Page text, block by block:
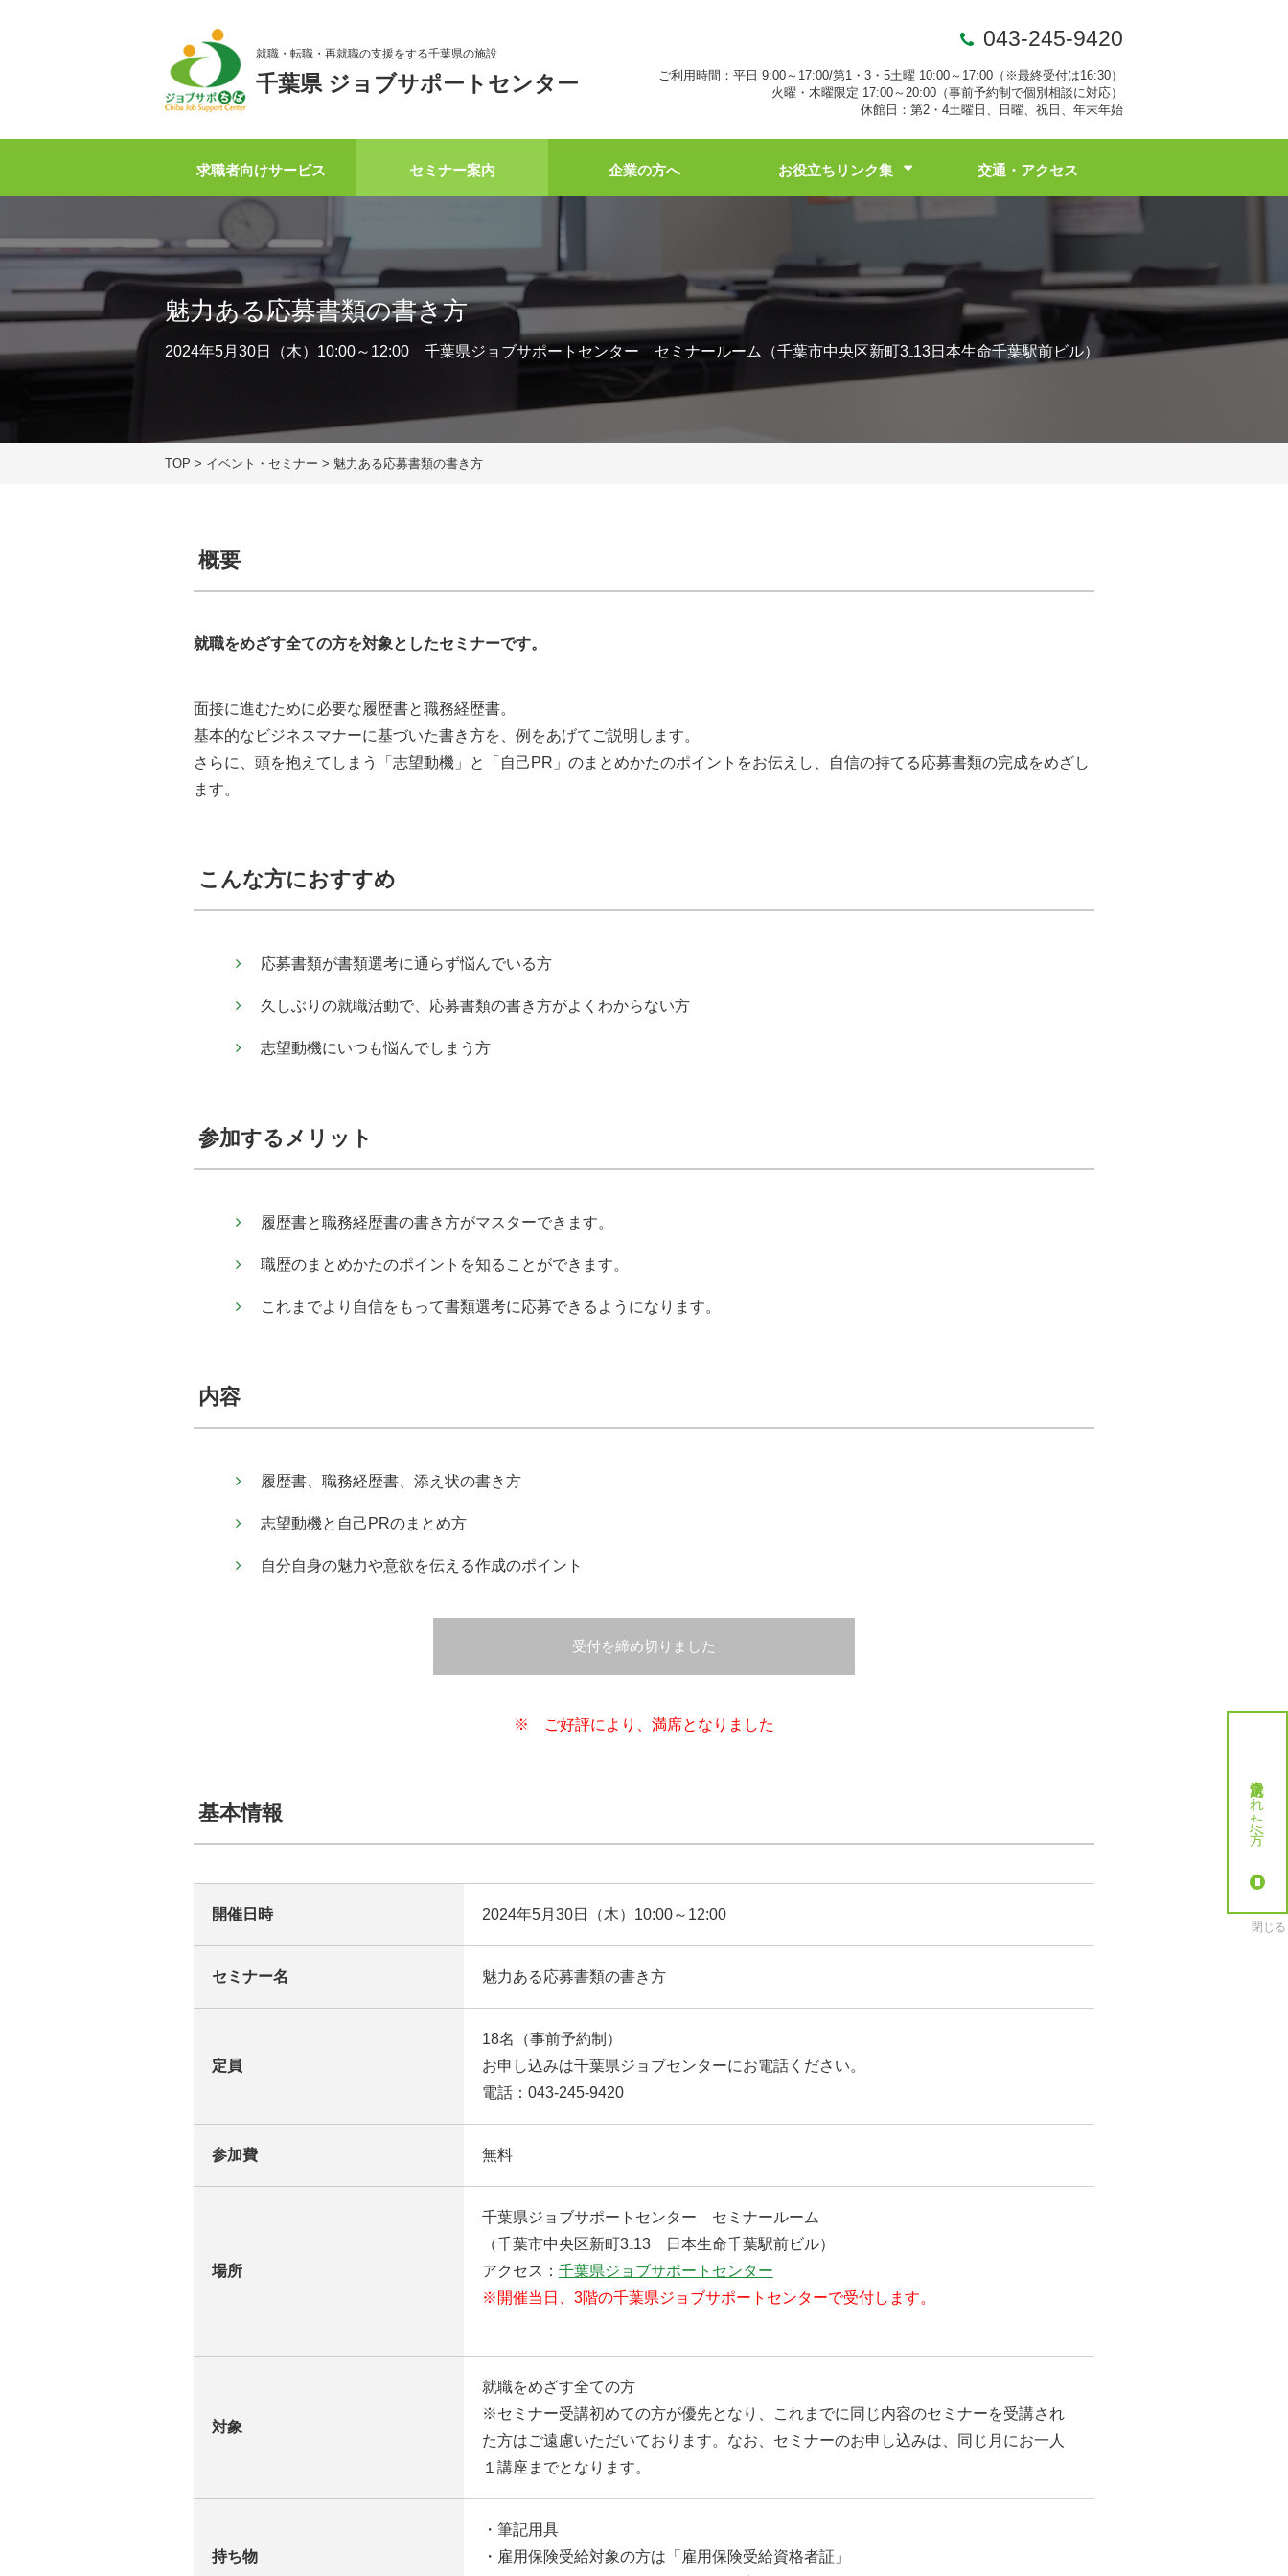
就職・転職・再就職の支援をする千葉県の施設
千葉県 ジョブサポートセンター
043-245-9420
ご利用時間：平日 9:00～17:00/第1・3・5土曜 10:00～17:00（※最終受付は16:30）
火曜・木曜限定 17:00～20:00（事前予約制で個別相談に対応）
休館日：第2・4土曜日、日曜、祝日、年末年始
求職者向けサービス セミナー案内 企業の方へ お役立ちリンク集 交通・アクセス
魅力ある応募書類の書き方
2024年5月30日（木）10:00～12:00 千葉県ジョブサポートセンター セミナールーム（千葉市中央区新町3₋13日本生命千葉駅前ビル）
TOP > イベント・セミナー > 魅力ある応募書類の書き方
概要
就職をめざす全ての方を対象としたセミナーです。
面接に進むために必要な履歴書と職務経歴書。
基本的なビジネスマナーに基づいた書き方を、例をあげてご説明します。
さらに、頭を抱えてしまう「志望動機」と「自己PR」のまとめかたのポイントをお伝えし、自信の持てる応募書類の完成をめざし
ます。
こんな方におすすめ
応募書類が書類選考に通らず悩んでいる方
久しぶりの就職活動で、応募書類の書き方がよくわからない方
志望動機にいつも悩んでしまう方
参加するメリット
履歴書と職務経歴書の書き方がマスターできます。
職歴のまとめかたのポイントを知ることができます。
これまでより自信をもって書類選考に応募できるようになります。
内容
履歴書、職務経歴書、添え状の書き方
志望動機と自己PRのまとめ方
自分自身の魅力や意欲を伝える作成のポイント
受付を締め切りました
※ ご好評により、満席となりました
基本情報
開催日時 2024年5月30日（木）10:00～12:00
セミナー名 魅力ある応募書類の書き方
定員
18名（事前予約制）
お申し込みは千葉県ジョブセンターにお電話ください。
電話：043-245-9420
参加費 無料
場所
千葉県ジョブサポートセンター セミナールーム
（千葉市中央区新町3₋13 日本生命千葉駅前ビル）
アクセス： 千葉県ジョブサポートセンター
※開催当日、3階の千葉県ジョブサポートセンターで受付します。
対象
就職をめざす全ての方
※セミナー受講初めての方が優先となり、これまでに同じ内容のセミナーを受講され
た方はご遠慮いただいております。なお、セミナーのお申し込みは、同じ月にお一人
１講座までとなります。
持ち物
・筆記用具
・雇用保険受給対象の方は「雇用保険受給資格者証」
就労決定された方へ
閉じる